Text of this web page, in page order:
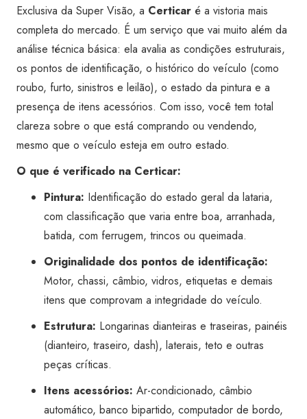
-
Super
Visão
Osasco
quantidade
Exclusiva da Super Visão, a Certicar é a vistoria mais
completa do mercado. É um serviço que vai muito além da
análise técnica básica: ela avalia as condições estruturais,
os pontos de identificação, o histórico do veículo (como
roubo, furto, sinistros e leilão), o estado da pintura e a
presença de itens acessórios. Com isso, você tem total
clareza sobre o que está comprando ou vendendo,
mesmo que o veículo esteja em outro estado.
O que é verificado na Certicar:
Pintura: Identificação do estado geral da lataria,
com classificação que varia entre boa, arranhada,
batida, com ferrugem, trincos ou queimada.
Originalidade dos pontos de identificação:
Motor, chassi, câmbio, vidros, etiquetas e demais
itens que comprovam a integridade do veículo.
Estrutura: Longarinas dianteiras e traseiras, painéis
(dianteiro, traseiro, dash), laterais, teto e outras
peças críticas.
Itens acessórios: Ar-condicionado, câmbio
automático, banco bipartido, computador de bordo,